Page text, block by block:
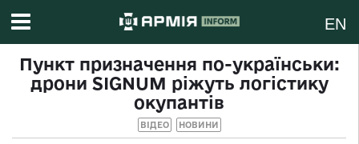
EN
Пункт призначення по-українськи:
дрони SIGNUM ріжуть логістику
окупантів
ВІДЕО НОВИНИ